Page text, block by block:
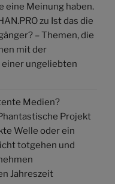
eine Meinung haben.
zu Ist das die
– Themen, die
mit der
ungeliebten
Medien?
Projekt
Welle oder ein
totgehen und
Jahreszeit